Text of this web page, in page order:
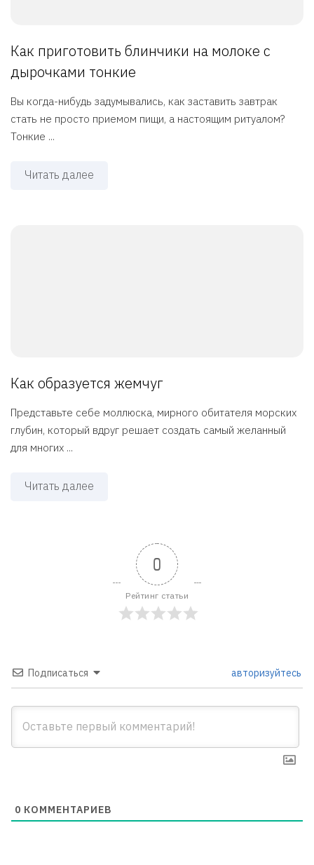
Как приготовить блинчики на молоке с
дырочками тонкие
Вы когда-нибудь задумывались, как заставить завтрак
стать не просто приемом пищи, а настоящим ритуалом?
Тонкие ...
Читать далее
Как образуется жемчуг
Представьте себе моллюска, мирного обитателя морских
глубин, который вдруг решает создать самый желанный
для многих ...
Читать далее
0
Рейтинг статьи
Подписаться авторизуйтесь
0 КОММЕНТАРИЕВ